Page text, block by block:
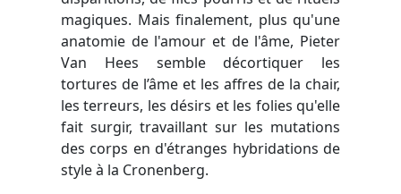
magiques. Mais finalement, plus qu'une
anatomie de l'amour et de l'âme, Pieter
Van Hees semble décortiquer les
tortures de l’âme et les affres de la chair,
les terreurs, les désirs et les folies qu'elle
fait surgir, travaillant sur les mutations
des corps en d'étranges hybridations de
style à la Cronenberg.